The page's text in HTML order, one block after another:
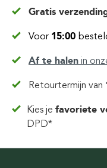
Gratis
Voor 15:00
Af te halen in
Retourtermijn van
Kies jefavoriete
DPD*